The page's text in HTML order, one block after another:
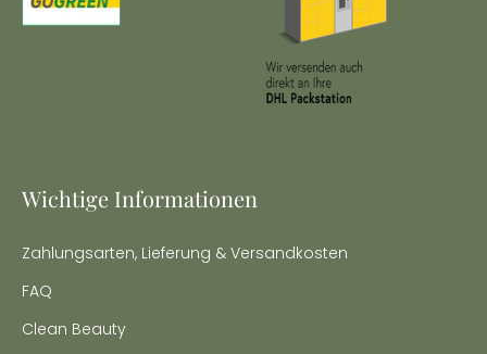
Wichtige Informationen
Zahlungsarten, Lieferung & Versandkosten
FAQ
Clean Beauty